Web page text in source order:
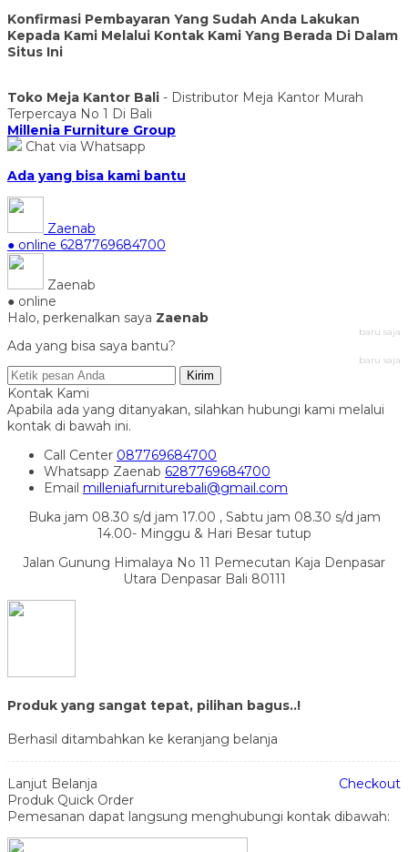
Konfirmasi Pembayaran Yang Sudah Anda Lakukan
Kepada Kami Melalui Kontak Kami Yang Berada Di Dalam
Situs Ini
Toko Meja Kantor Bali - Distributor Meja Kantor Murah
Terpercaya No 1 Di Bali
Millenia Furniture Group
Chat via Whatsapp
Ada yang bisa kami bantu
Zaenab
● online 6287769684700
Zaenab
● online
Halo, perkenalkan saya Zaenab
baru saja
Ada yang bisa saya bantu?
baru saja
Kirim
Kontak Kami
Apabila ada yang ditanyakan, silahkan hubungi kami melalui
kontak di bawah ini.
Call Center 087769684700
Whatsapp Zaenab 6287769684700
Email milleniafurniturebali@gmail.com
Buka jam 08.30 s/d jam 17.00 , Sabtu jam 08.30 s/d jam
14.00- Minggu & Hari Besar tutup
Jalan Gunung Himalaya No 11 Pemecutan Kaja Denpasar
Utara Denpasar Bali 80111
Produk yang sangat tepat, pilihan bagus..!
Berhasil ditambahkan ke keranjang belanja
Lanjut Belanja
Checkout
Produk Quick Order
Pemesanan dapat langsung menghubungi kontak dibawah: